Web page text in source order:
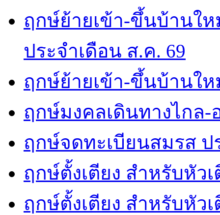
ฤกษ์ย้ายเข้า-ขึ้นบ้านใ
ประจำเดือน ส.ค. 69
ฤกษ์ย้ายเข้า-ขึ้นบ้านให
ฤกษ์มงคลเดินทางไกล-
ฤกษ์จดทะเบียนสมรส ป
ฤกษ์ตั้งเตียง สำหรับหัว
ฤกษ์ตั้งเตียง สำหรับหัว